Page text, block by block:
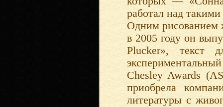
работал над
Одним рисованием
в 2005 году он
Plucker», текст
Chesley Awards
приобрела
литературы с